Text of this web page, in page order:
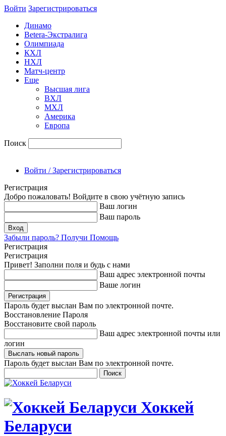
Войти Зарегиcтрироваться
Динамо
Betera-Экстралига
Олимпиада
КХЛ
НХЛ
Матч-центр
Еще
Высшая лига
ВХЛ
МХЛ
Америка
Европа
Поиск
Войти / Зарегистрироваться
Регистрация
Добро пожаловать! Войдите в свою учётную запись
Ваш логин
Ваш пароль
Забыли пароль? Получи Помощь
Регистрация
Регистрация
Привет! Заполни поля и будь с нами
Ваш адрес электронной почты
Ваше логин
Пароль будет выслан Вам по электронной почте.
Восстановление Пароля
Восстановите свой пароль
Ваш адрес электронной почты или
логин
Пароль будет выслан Вам по электронной почте.
Хоккей
Беларуси